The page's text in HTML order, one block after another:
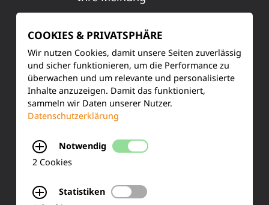
KONTAKT
Siemensstraße 2
Tel.: +49 (0) 2273-567 0
Fax: +49 (0) 2273 567 30
COOKIES & PRIVATSPHÄRE
Wir nutzen Cookies, damit unsere Seiten zuverlässig
und sicher funktionieren, um die Performance zu
überwachen und um relevante und personalisierte
Inhalte anzuzeigen. Damit das funktioniert,
sammeln wir Daten unserer Nutzer.
Datenschutzerklärung
Notwendig
2 Cookies
Statistiken